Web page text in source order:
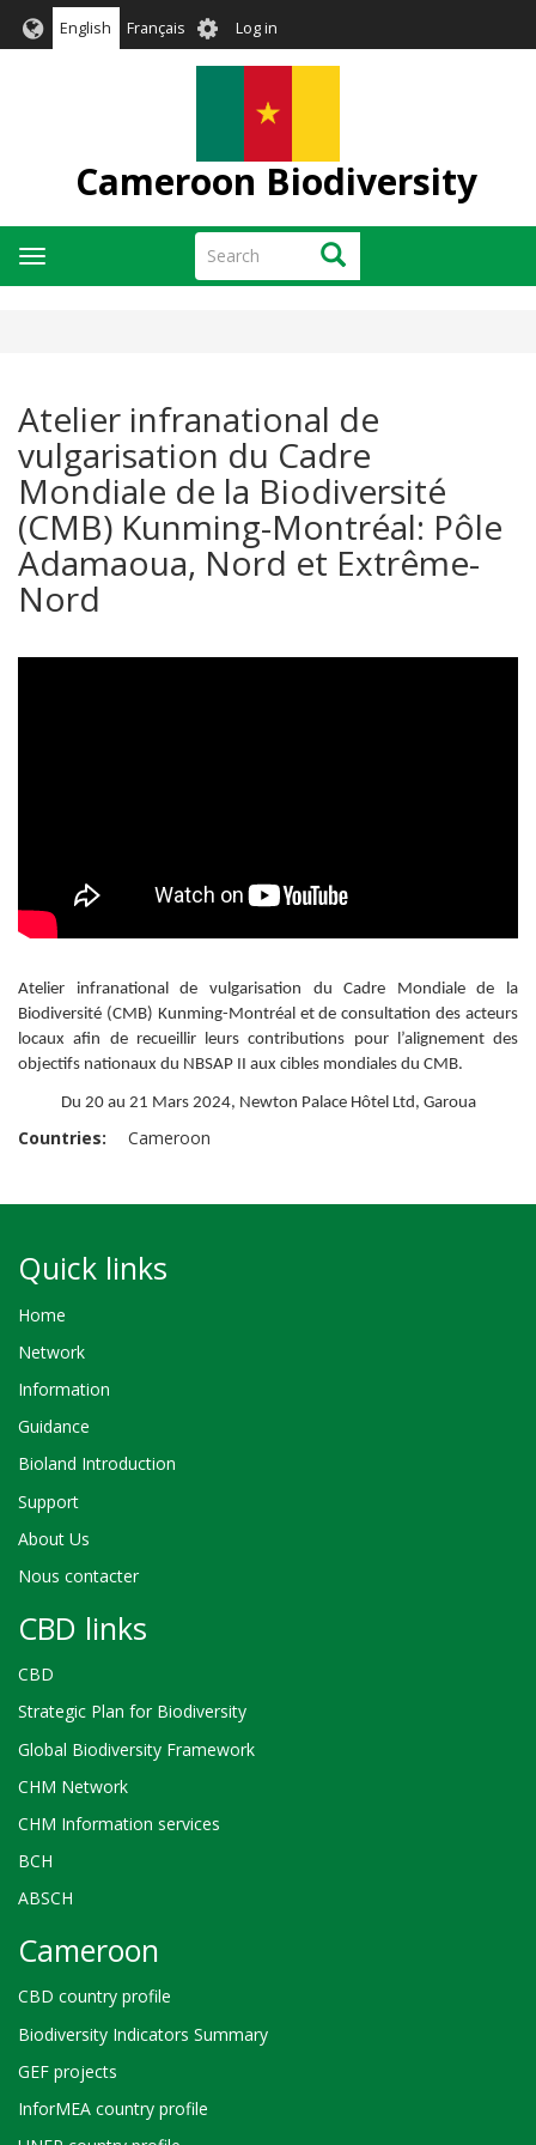
English Français User
account
Log in
Cameroon Biodiversity
Search Search
Toggle
navigation
Atelier infranational de
vulgarisation du Cadre
Mondiale de la Biodiversité
(CMB) Kunming-Montréal: Pôle
Adamaoua, Nord et Extrême-
Nord
Atelier infranational de vulgarisation du Cadre Mondiale de la
Biodiversité (CMB) Kunming-Montréal et de consultation des acteurs
locaux afin de recueillir leurs contributions pour l’alignement des
objectifs nationaux du NBSAP II aux cibles mondiales du CMB.
Du 20 au 21 Mars 2024, Newton Palace Hôtel Ltd, Garoua
Countries Cameroon
Quick links
Home
Network
Information
Guidance
Bioland Introduction
Support
About Us
Nous contacter
CBD links
CBD
Strategic Plan for Biodiversity
Global Biodiversity Framework
CHM Network
CHM Information services
BCH
ABSCH
Cameroon
CBD country profile
Biodiversity Indicators Summary
GEF projects
InforMEA country profile